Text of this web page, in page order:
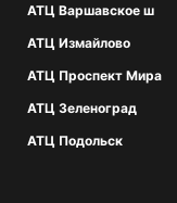
АТЦ Варшавское ш
АТЦ Измайлово
АТЦ Проспект Мира
АТЦ Зеленоград
АТЦ Подольск